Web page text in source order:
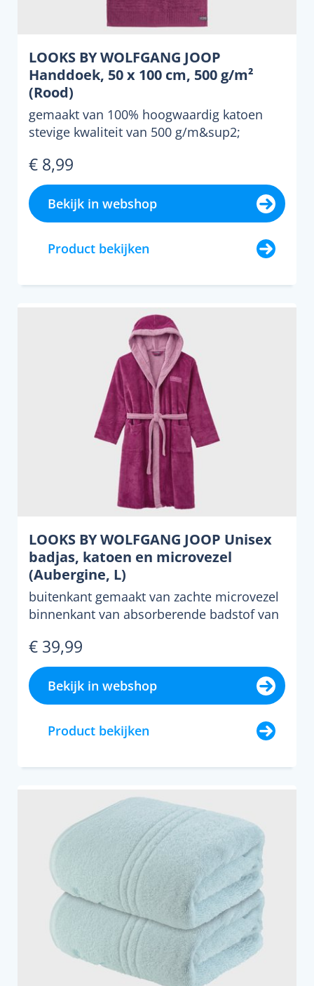
LOOKS BY WOLFGANG JOOP
Handdoek, 50 x 100 cm, 500 g/m²
(Rood)
gemaakt van 100% hoogwaardig katoen
stevige kwaliteit van 500 g/m&sup2;
€ 8,99
Bekijk in webshop
Product bekijken
LOOKS BY WOLFGANG JOOP Unisex
badjas, katoen en microvezel
(Aubergine, L)
buitenkant gemaakt van zachte microvezel
binnenkant van absorberende badstof van
€ 39,99
Bekijk in webshop
Product bekijken